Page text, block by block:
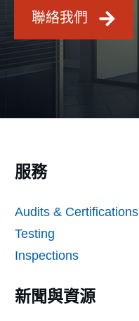
聯絡我們
服務
Audits & Certifications
Testing
Inspections
新聞與資源